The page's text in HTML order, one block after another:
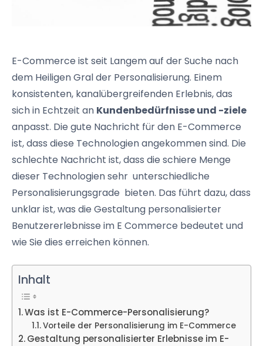
E-Commerce ist seit Langem auf der Suche nach
dem Heiligen Gral der Personalisierung. Einem
konsistenten, kanalübergreifenden Erlebnis, das
sich in Echtzeit an Kundenbedürfnisseund -ziele
anpasst. Die gute Nachricht für den E-Commerce
ist, dass diese Technologien angekommen sind. Die
schlechte Nachricht ist, dass die schiere Menge
dieser Technologien sehr unterschiedliche
Personalisierungsgrade bieten. Das führt dazu, dass
unklar ist, was die Gestaltung personalisierter
Benutzererlebnisse im E Commerce bedeutet und
wie Sie dies erreichen können.
Inhalt
Was ist E-Commerce-Personalisierung?
Vorteile der Personalisierung im E-Commerce
Gestaltung personalisierter Erlebnisse im E-